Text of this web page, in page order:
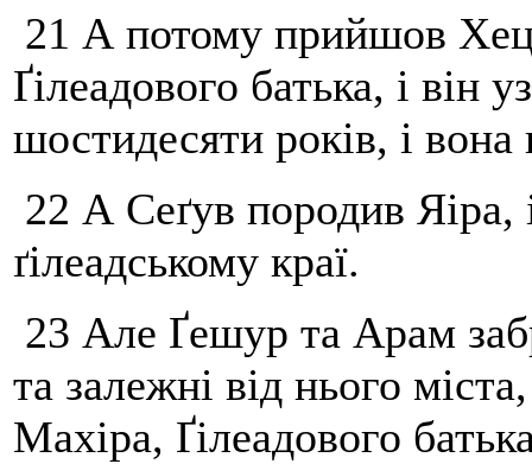
21 А потому прийшов
Ґілеадового батька, і він
шостидесяти років, і
22 А Сеґув породив Яіра,
ґілеадському краї.
23 Але Ґешур та Арам
та залежні від нього
Махіра, Ґілеадового